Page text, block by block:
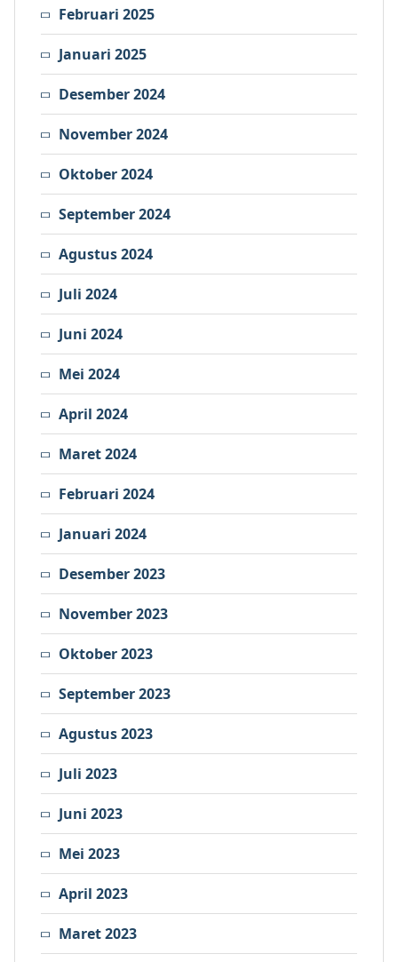
Februari 2025
Januari 2025
Desember 2024
November 2024
Oktober 2024
September 2024
Agustus 2024
Juli 2024
Juni 2024
Mei 2024
April 2024
Maret 2024
Februari 2024
Januari 2024
Desember 2023
November 2023
Oktober 2023
September 2023
Agustus 2023
Juli 2023
Juni 2023
Mei 2023
April 2023
Maret 2023